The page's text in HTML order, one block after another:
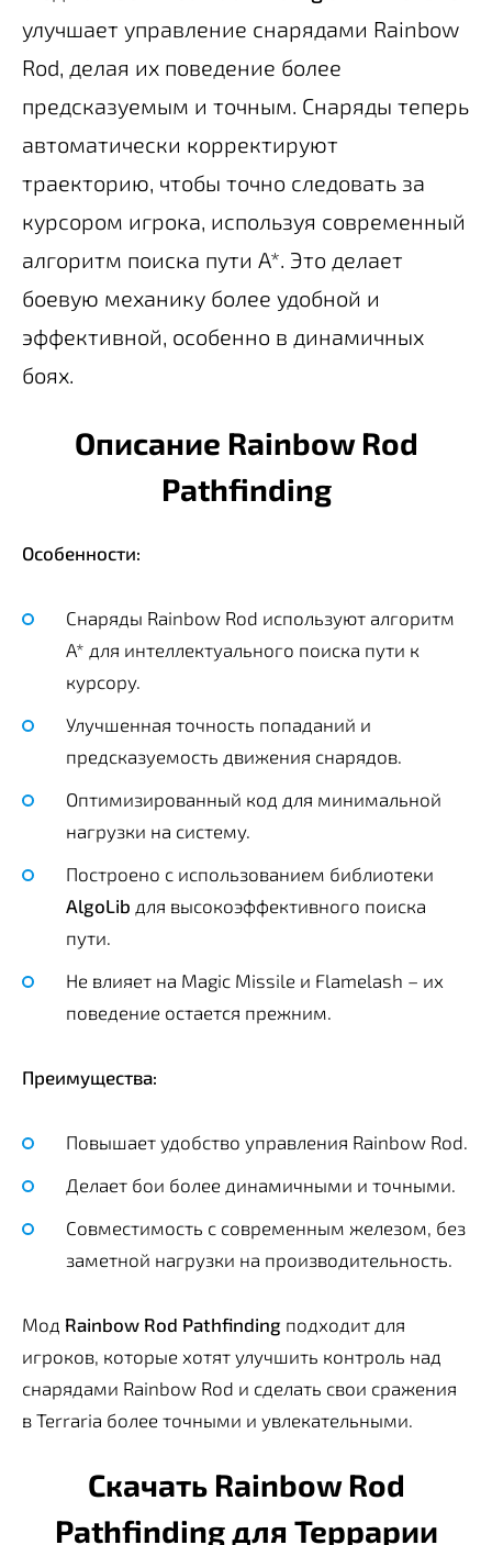
улучшает управление снарядами Rainbow
Rod, делая их поведение более
предсказуемым и точным. Снаряды теперь
автоматически корректируют
траекторию, чтобы точно следовать за
курсором игрока, используя современный
алгоритм поиска пути A*. Это делает
боевую механику более удобной и
эффективной, особенно в динамичных
боях.
Описание Rainbow Rod
Pathfinding
Особенности:
Снаряды Rainbow Rod используют алгоритм
A* для интеллектуального поиска пути к
курсору.
Улучшенная точность попаданий и
предсказуемость движения снарядов.
Оптимизированный код для минимальной
нагрузки на систему.
Построено с использованием библиотеки
AlgoLib для высокоэффективного поиска
пути.
Не влияет на Magic Missile и Flamelash – их
поведение остается прежним.
Преимущества:
Повышает удобство управления Rainbow Rod.
Делает бои более динамичными и точными.
Совместимость с современным железом, без
заметной нагрузки на производительность.
Мод Rainbow Rod Pathfinding подходит для
игроков, которые хотят улучшить контроль над
снарядами Rainbow Rod и сделать свои сражения
в Terraria более точными и увлекательными.
Скачать Rainbow Rod
Pathfinding для Террарии